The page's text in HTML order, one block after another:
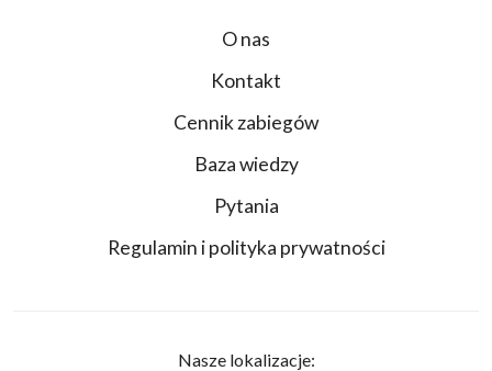
O nas
Kontakt
Cennik zabiegów
Baza wiedzy
Pytania
Regulamin i polityka prywatności
Nasze lokalizacje: